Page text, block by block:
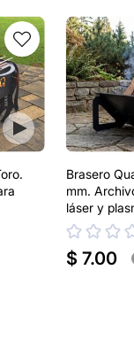
Brasero
mm.
láser y
$ 7.00